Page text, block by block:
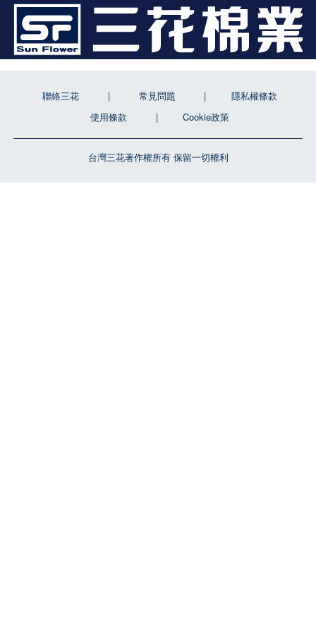
台灣三花著作權所有 保留一切權利
聯絡三花 常見問題
隱私權條款
使用條款
Cookie政策